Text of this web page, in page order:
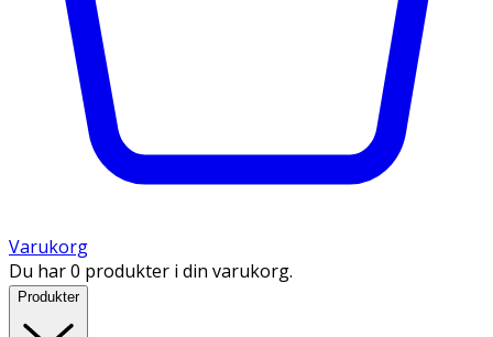
Varukorg
Du har 0 produkter i din varukorg.
Produkter